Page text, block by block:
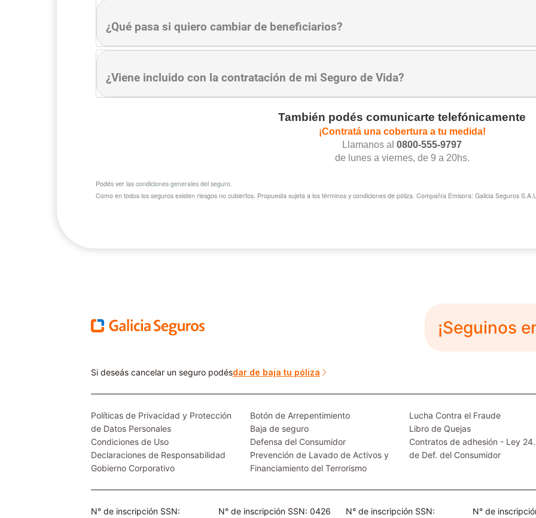
¿Qué pasa si quiero cambiar de beneficiarios?
¿Viene incluido con la contratación de mi Seguro de Vida?
También podés comunicarte telefónicamente
¡Contratá una cobertura a tu medida!
Llamanos al 0800-555-9797
de lunes a viernes, de 9 a 20hs.
Podés ver las condiciones generales del seguro.
Como en todos los seguros existen riesgos no cubiertos. Propuesta sujeta a los términos y condiciones de póliza. Compañía Emisora: Galicia Seguros
¡Seguinos
Si deseás cancelar un seguro podésdar de baja tu póliza
Políticas de Privacidad y Protección
de Datos Personales
Condiciones de Uso
Declaraciones de Responsabilidad
Gobierno Corporativo
Botón de Arrepentimiento
Baja de seguro
Defensa del Consumidor
Prevención de Lavado de Activos y
Financiamiento del Terrorismo
Lucha Contra el Fraude
Libro de Quejas
Contratos de adhesión - Ley
de Def. del Consumidor
N° de inscripción SSN: N° de inscripción SSN: 0426 N° de inscripción SSN: N° de